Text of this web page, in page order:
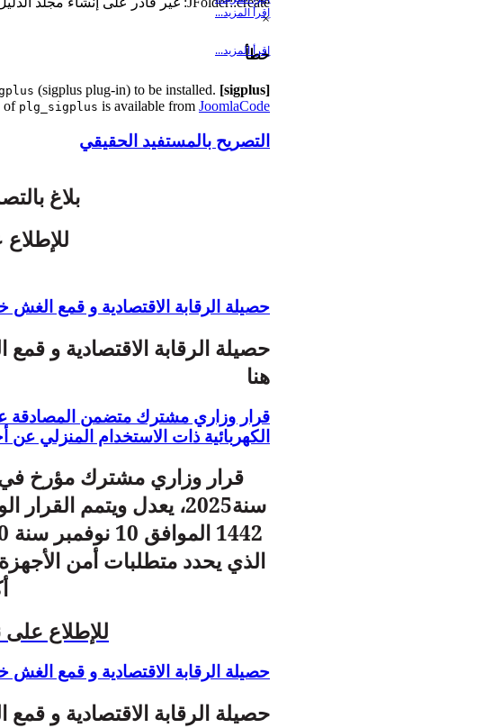
اِقرأ المزيد...
اِقرأ المزيد...
×
خطأ
[sigplus] Critical error:
(sigplus plug-in) to be installed.
of plg_sigplus is available from JoomlaCode
التصريح بالمستفيد الحقيقي
بلاغ
حصيلة الرقابة الاقتصادية و قمع الغش
هنا
قرار وزاري مشترك متضمن المصادقة
الكهربائية ذات الاستخدام المنزلي
الذي يحدد متطلبات أمن
للإطلاع
حصيلة الرقابة الاقتصادية و قمع الغش